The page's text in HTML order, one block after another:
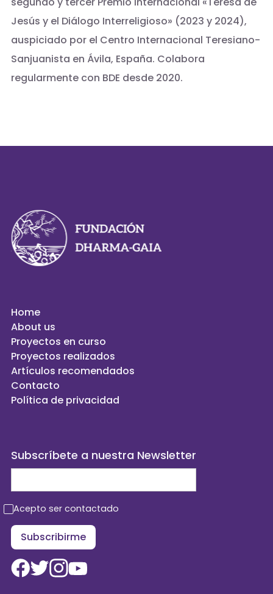
Jesús y el Diálogo Interreligioso» (2023 y 2024),
auspiciado por el Centro Internacional Teresiano-
Sanjuanista en Ávila, España. Colabora
regularmente con BDE desde 2020.
Home
About us
Proyectos en curso
Proyectos realizados
Artículos recomendados
Contacto
Política de privacidad
Subscríbete a nuestra Newsletter
Acepto ser contactado